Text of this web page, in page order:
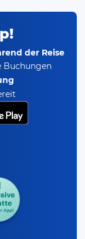
der Reise
Buchungen